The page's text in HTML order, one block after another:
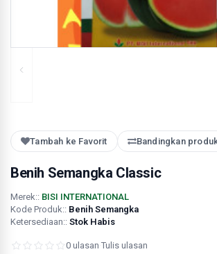
Tambah ke Favorit Bandingkan
Benih Semangka Classic
Merek:: BISI INTERNATIONAL
Kode Produk:: Benih Semangka
Ketersediaan:: Stok Habis
0 ulasan Tulis ulasan